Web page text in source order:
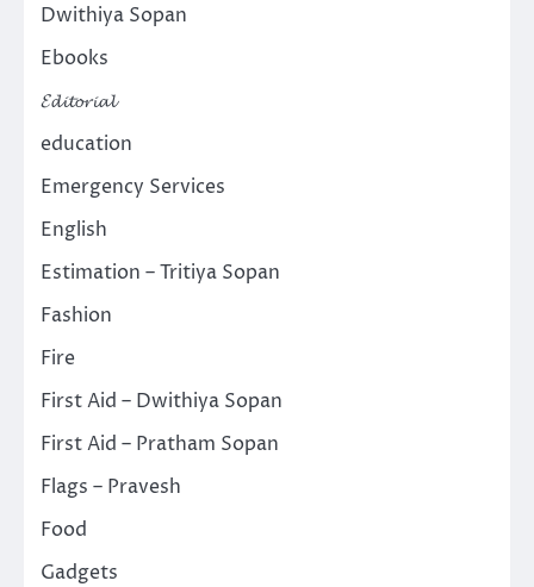
Dwithiya Sopan
Ebooks
𝓔𝓭𝓲𝓽𝓸𝓻𝓲𝓪𝓵
education
Emergency Services
English
Estimation – Tritiya Sopan
Fashion
Fire
First Aid – Dwithiya Sopan
First Aid – Pratham Sopan
Flags – Pravesh
Food
Gadgets